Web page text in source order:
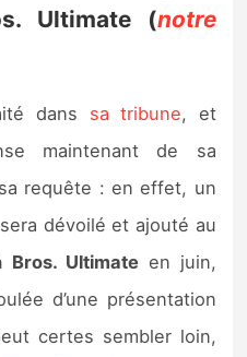
Ultimate (notre
dans sa tribune, et
maintenant de sa
requête : en effet, un
sera dévoilé et ajouté au
Bros. Ultimateen juin,
d’une présentation
certes sembler loin,